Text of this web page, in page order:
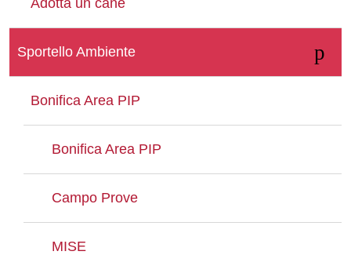
Whatsapp
Adotta un cane
Sportello Ambiente
Bonifica Area PIP
Bonifica Area PIP
Campo Prove
MISE